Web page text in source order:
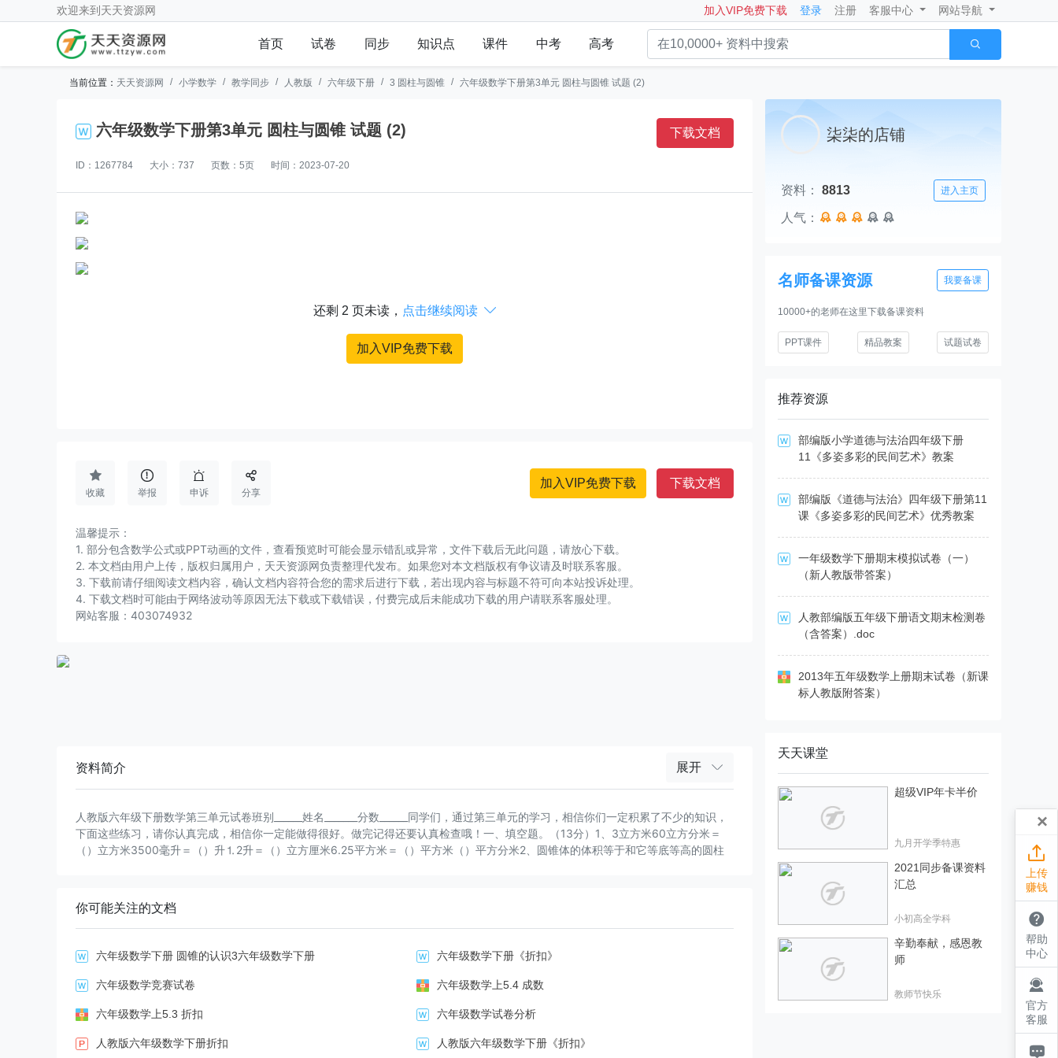
欢迎来到 天天资源网 加入VIP免费下载 登录 注册 客服中心 网站导航
首页 试卷 同步 知识点 课件 中考 高考 
当前位置： 天天资源网 小学数学 教学同步 人教版 六年级下册 3 圆柱与圆锥 六年级数学下册第3单元 圆柱与圆锥 试题 (2)
六年级数学下册第3单元 圆柱与圆锥 试题 (2)
ID：1267784 大小：737 页数：5页 时间：2023-07-20
下载文档
还剩 2 页未读， 点击继续阅读 
加入VIP免费下载

收藏

举报

申诉

分享
加入VIP免费下载 下载文档
温馨提示：
1. 部分包含数学公式或PPT动画的文件，查看预览时可能会显示错乱或异常，文件下载后无此问题，请放心下载。
2. 本文档由用户上传，版权归属用户，天天资源网负责整理代发布。如果您对本文档版权有争议请及时联系客服。
3. 下载前请仔细阅读文档内容，确认文档内容符合您的需求后进行下载，若出现内容与标题不符可向本站投诉处理。
4. 下载文档时可能由于网络波动等原因无法下载或下载错误，付费完成后未能成功下载的用户请联系客服处理。
网站客服：403074932
资料简介 展开
人教版六年级下册数学第三单元试卷班别______姓名_______分数______同学们，通过第三单元的学习，相信你们一定积累了不少的知识，
下面这些练习，请你认真完成，相信你一定能做得很好。做完记得还要认真检查哦！一、填空题。（13分）1、3立方米60立方分米＝
（）立方米3500毫升＝（）升⒈2升＝（）立方厘米6.25平方米＝（）平方米（）平方分米2、圆锥体的体积等于和它等底等高的圆柱
高是10厘米，它的侧面积是（），表面积是（）。6、圆柱的侧面展开可得到一个（），它的长等于圆柱的（），宽等于圆柱的（）。
7、一个圆柱和一个圆锥的体积相等，底面积相等。圆锥的高是6分米，圆柱的高是（）分米。8、一个圆锥的体积是24立方厘米，底面
积是8平方厘米，它的高是（）。9、一个圆柱侧面积是12.56平方分米，高是2分米，它的体积是（）。10、一个圆柱和一个圆锥等底等
高，它们的体积之和是48立方分米，那么圆锥的体积是（）立方分米。11、圆柱的体积＝（），用字母表示是v＝（）。12、把一个圆
锥体浸没在底面积是30平方厘米的圆柱形盛有水的容器里，水面升高4厘米，这个圆锥体的体积是（）立方厘米。二、判断题。（6分）
1、圆柱体的体积一定比圆锥体的体积大。（）2、圆柱体的底面半径扩大到原来的2倍，圆柱体的体积就扩大4倍。（）3、如果圆柱体
方分米。（）5、等底等高的长方体和圆柱体体积相等。（）6、一个圆柱形的玻璃杯可盛水1立方分米，我们就说玻璃杯容积是1升。
一根圆木锯成三段，一共增加（）个面。①2②3③4④63、一个圆锥体积是12.56立方厘米，比等底等高的圆柱体积少（）立方厘
你可能关注的文档
六年级数学下册 圆锥的认识3六年级数学下册 六年级数学下册《折扣》
六年级数学竞赛试卷 六年级数学上5.4 成数
六年级数学上5.3 折扣 六年级数学试卷分析
人教版六年级数学下册折扣 人教版六年级数学下册《折扣》
柒柒的店铺
资料： 8813 进入主页
人气：     
名师备课资源 我要备课
10000+的老师在这里下载备课资料
PPT课件 精品教案 试题试卷
推荐资源
部编版小学道德与法治四年级下册
11《多姿多彩的民间艺术》教案
部编版《道德与法治》四年级下册第11
课《多姿多彩的民间艺术》优秀教案
一年级数学下册期末模拟试卷（一）
（新人教版带答案）
人教部编版五年级下册语文期末检测卷
（含答案）.doc
2013年五年级数学上册期末试卷（新课
标人教版附答案）
天天课堂
超级VIP年卡半价
九月开学季特惠
2021同步备课资料
汇总
小初高全学科
辛勤奉献，感恩教
师
教师节快乐
×

上传
赚钱

帮助
中心

官方
客服
